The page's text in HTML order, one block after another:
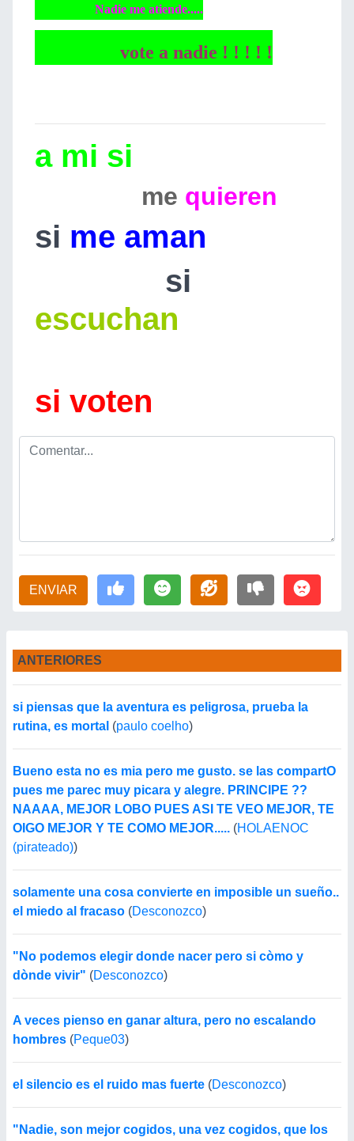
Nadie me atiende.....
vote a nadie ! ! ! ! !
a mi si
me quieren
si me aman
si
escuchan
si voten
ENVIAR
ANTERIORES
si piensas que la aventura es peligrosa, prueba la
rutina, es mortal (paulo coelho)
Bueno esta no es mia pero me gusto. se las compartO
pues me parec muy picara y alegre. PRINCIPE ??
NAAAA, MEJOR LOBO PUES ASI TE VEO MEJOR, TE
OIGO MEJOR Y TE COMO MEJOR..... (HOLAENOC
(pirateado))
solamente una cosa convierte en imposible un sueño..
el miedo al fracaso (Desconozco)
"No podemos elegir donde nacer pero si còmo y
dònde vivir" (Desconozco)
A veces pienso en ganar altura, pero no escalando
hombres (Peque03)
el silencio es el ruido mas fuerte (Desconozco)
"Nadie, son mejor cogidos, una vez cogidos, que los